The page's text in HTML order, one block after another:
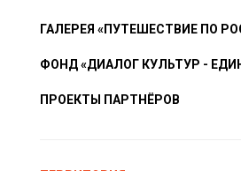
ГАЛЕРЕЯ «ПУТЕШЕСТВИЕ ПО
ФОНД «ДИАЛОГ КУЛЬТУР -
ПРОЕКТЫ ПАРТНЁРОВ